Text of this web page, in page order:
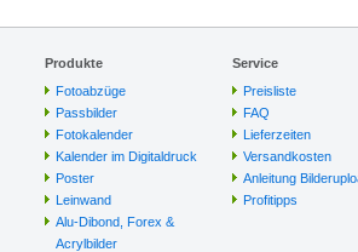
Produkte
Fotoabzüge
Passbilder
Fotokalender
Kalender im Digitaldruck
Poster
Leinwand
Alu-Dibond, Forex &
Acrylbilder
Service
Preisliste
FAQ
Lieferzeiten
Versandkosten
Anleitung
Profitipps